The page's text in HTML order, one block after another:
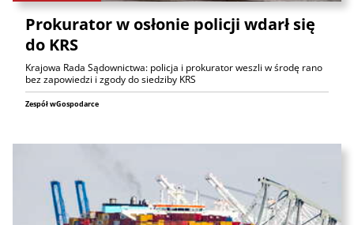
Prokurator w osłonie policji wdarł się
do KRS
Krajowa Rada Sądownictwa: policja i prokurator weszli w środę rano
bez zapowiedzi i zgody do siedziby KRS
Zespół wGospodarce